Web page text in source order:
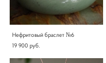
Нефритовый браслет №6
19 900 pуб.